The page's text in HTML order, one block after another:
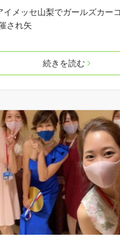
イメッセ山梨でガールズカー
され矢
続きを読む